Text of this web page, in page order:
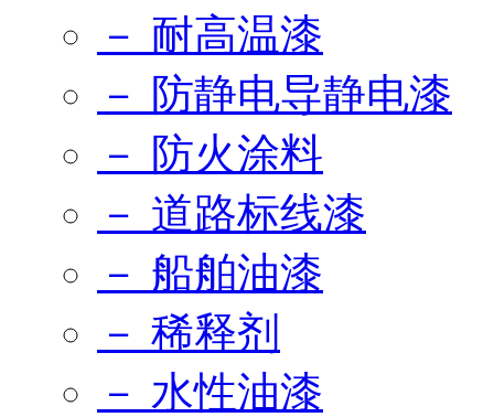
－ 耐高温漆
－ 防静电导静电漆
－ 防火涂料
－ 道路标线漆
－ 船舶油漆
－ 稀释剂
－ 水性油漆